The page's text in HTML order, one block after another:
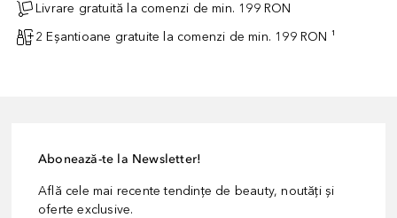
Livrare gratuită la comenzi de min. 199 RON
2 Eșantioane gratuite la comenzi de min. 199 RON ¹
Abonează-te la Newsletter!
Află cele mai recente tendințe de beauty, noutăți și
oferte exclusive.